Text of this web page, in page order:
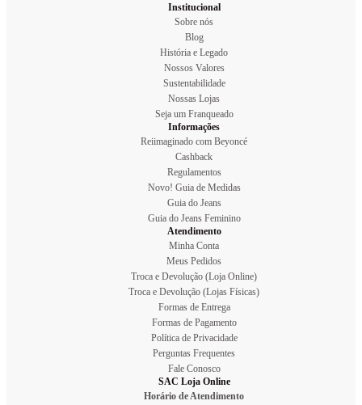
Institucional
Sobre nós
Blog
História e Legado
Nossos Valores
Sustentabilidade
Nossas Lojas
Seja um Franqueado
Informações
Reiimaginado com Beyoncé
Cashback
Regulamentos
Novo! Guia de Medidas
Guia do Jeans
Guia do Jeans Feminino
Atendimento
Minha Conta
Meus Pedidos
Troca e Devolução (Loja Online)
Troca e Devolução (Lojas Físicas)
Formas de Entrega
Formas de Pagamento
Política de Privacidade
Perguntas Frequentes
Fale Conosco
SAC Loja Online
Horário de Atendimento